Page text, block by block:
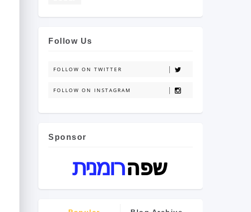
Follow Us
FOLLOW ON TWITTER
FOLLOW ON INSTAGRAM
Sponsor